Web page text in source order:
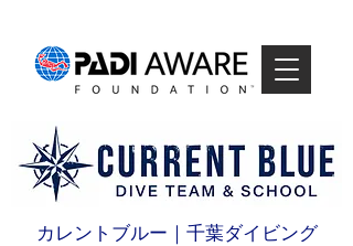
カレントブルー｜千葉ダイビング